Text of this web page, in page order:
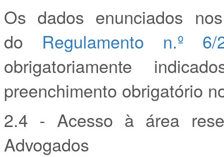
Os dados enunciados
do Regulamento n.º 6/
obrigatoriamente
preenchimento obrigatório
2.4 - Acesso à área
Advogados